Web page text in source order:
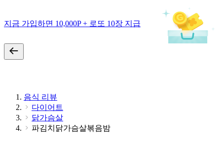
지금 가입하면 10,000P + 로또 10장 지급
음식 리뷰
다이어트
닭가슴살
파김치닭가슴살볶음밤